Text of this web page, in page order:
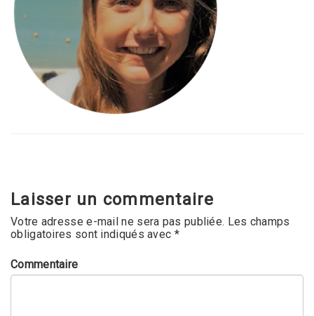
Laisser un commentaire
Votre adresse e-mail ne sera pas publiée. Les champs
obligatoires sont indiqués avec *
Commentaire